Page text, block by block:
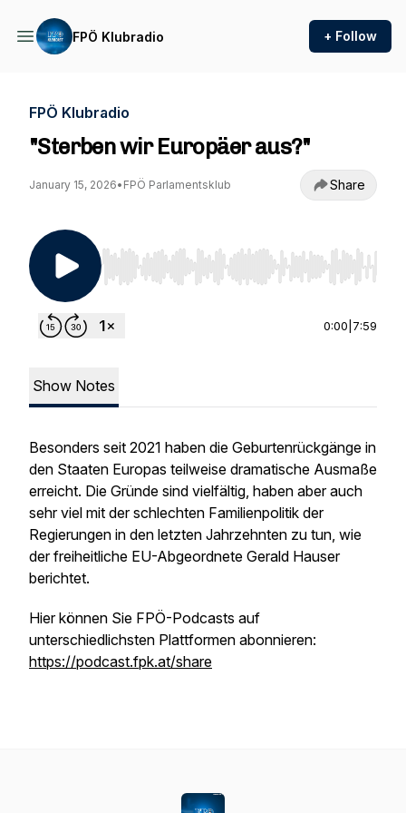
FPÖ Klubradio + Follow
FPÖ Klubradio
"Sterben wir Europäer aus?"
January 15, 2026• FPÖ Parlamentsklub Share
Use Left/Right to seek, Home/End to jump to
0:00 7:59
Show Notes
Besonders seit 2021 haben die Geburtenrückgänge in
den Staaten Europas teilweise dramatische Ausmaße
erreicht. Die Gründe sind vielfältig, haben aber auch
sehr viel mit der schlechten Familienpolitik der
Regierungen in den letzten Jahrzehnten zu tun, wie
der freiheitliche EU-Abgeordnete Gerald Hauser
berichtet.
Hier können Sie FPÖ-Podcasts auf
unterschiedlichsten Plattformen abonnieren:
https://podcast.fpk.at/share